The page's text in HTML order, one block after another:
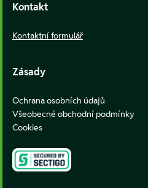
Kontakt
Kontaktní formulář
Zásady
Ochrana osobních údajů
Všeobecné obchodní podmínky
Cookies